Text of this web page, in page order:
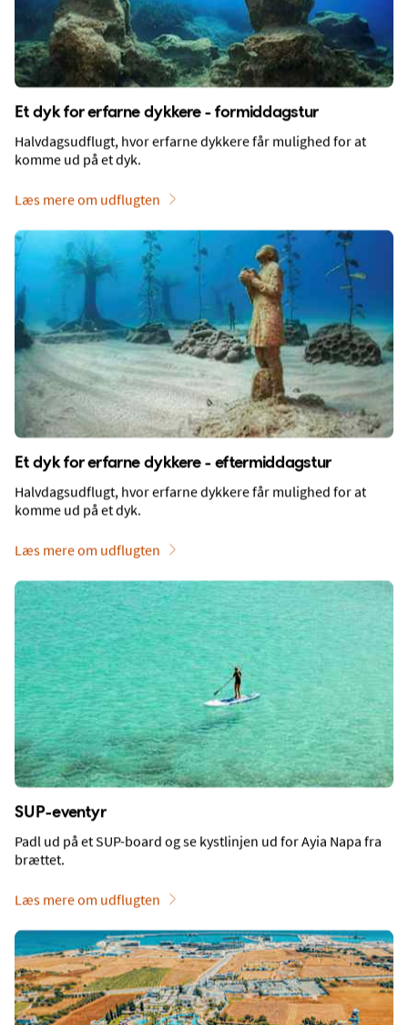
Et dyk for erfarne dykkere - formiddagstur
Halvdagsudflugt, hvor erfarne dykkere får mulighed for at
komme ud på et dyk.
Læs mere om udflugten
Et dyk for erfarne dykkere - eftermiddagstur
Halvdagsudflugt, hvor erfarne dykkere får mulighed for at
komme ud på et dyk.
Læs mere om udflugten
SUP-eventyr
Padl ud på et SUP-board og se kystlinjen ud for Ayia Napa fra
brættet.
Læs mere om udflugten
Bæredygtighed - rejser med
omtanke
Arbejde hos Spies
Presse
Derfor Spies
Vigtigt at vide
Rejsebetingelser
Pas-, visum- og
indrejseregler
Policy for sociale medier
Webtilgængelighed
Betalingsmuligheder
Få nyhedsbrevet med Friends-fordele
Tilmeld dig nyhedsbrevet og bliv en del af Spies Friends
med gode tilbud og unikke fordele.
E-mail
FacebookYouTubeInstagram
App til mobilen
Genveje
Betal din rejse
Rejser
Forsikringer
Taxfree
Billeje
De Kanariske Øer
Grækenland
Kap Verde
Bulgarien